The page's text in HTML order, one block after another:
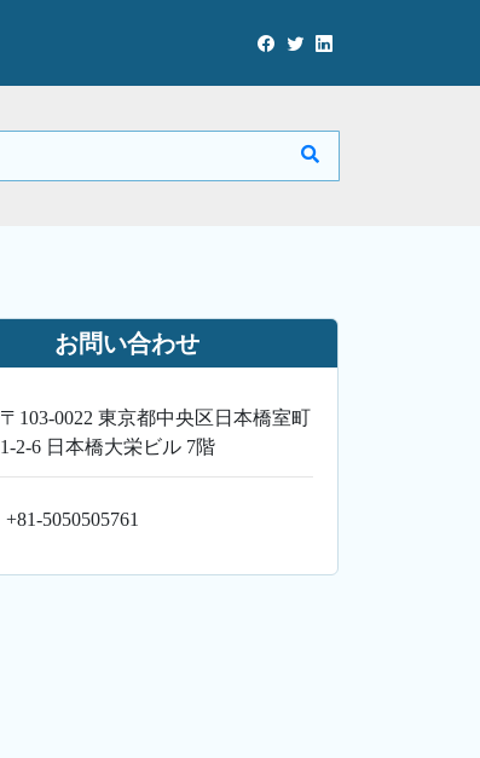
お問い合わせ
〒103-0022 東京都中央区日本橋室町
1-2-6 日本橋大栄ビル 7階
+81-5050505761